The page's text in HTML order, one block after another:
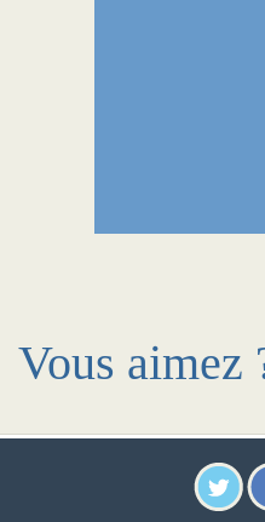
Vous aimez